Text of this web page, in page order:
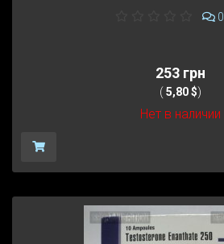
0
253 грн
(5,80 $)
Нет в наличии